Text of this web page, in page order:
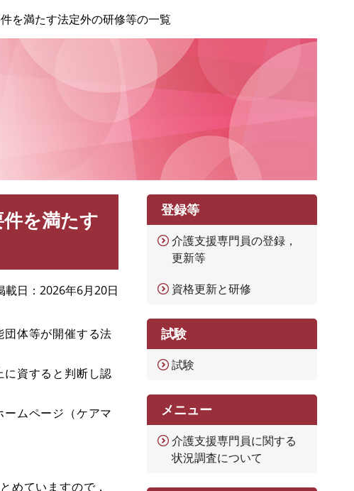
を満たす法定外の研修等の一覧
件を満たす
載日 2026年6月20日
体等が開催する法
資すると判断し認
ムページ（ケアマ
めていますので，
登録等
介護支援専門員の登録，
更新等
資格更新と研修
試験
試験
メニュー
介護支援専門員に関する
状況調査について